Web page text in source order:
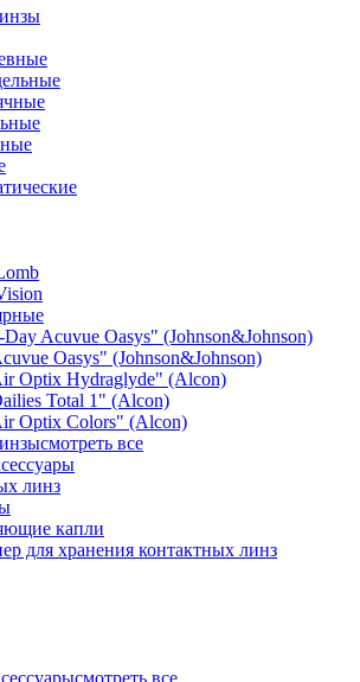
Acuvue Oasys" (Johnson&Johnson)
Oasys" (Johnson&Johnson)
Optix Hydraglyde" (Alcon)
Total 1" (Alcon)
Optix Colors" (Alcon)
смотреть все
линз
капли
для хранения контактных линз
смотреть все